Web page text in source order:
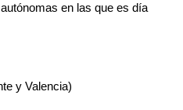
en las que es día
y Valencia)